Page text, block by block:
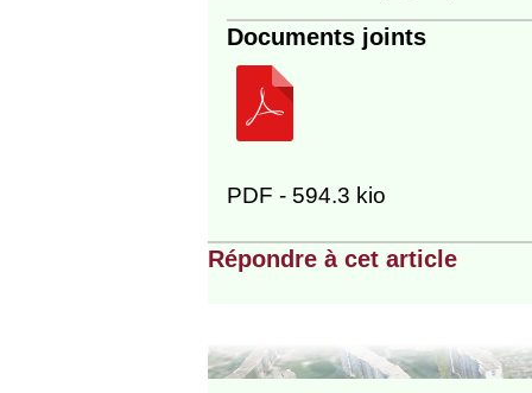
Documents joints
PDF - 594.3 kio
Répondre à cet article